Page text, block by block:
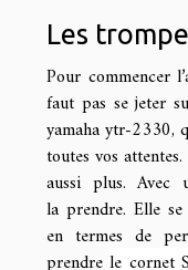
Les
Pour commencer
faut pas se jeter
yamaha ytr-2330,
toutes vos
aussi plus. Avec
la prendre. Elle
en termes de
prendrele cornet